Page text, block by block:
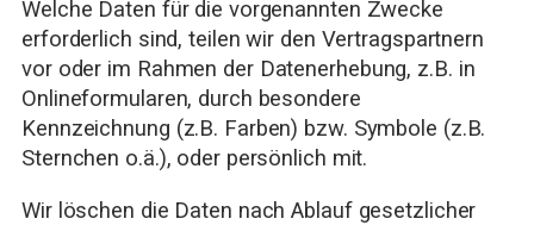
Welche Daten für die vorgenannten Zwecke
erforderlich sind, teilen wir den Vertragspartnern
vor oder im Rahmen der Datenerhebung, z.B. in
Onlineformularen, durch besondere
Kennzeichnung (z.B. Farben) bzw. Symbole (z.B.
Sternchen o.ä.), oder persönlich mit.
Wir löschen die Daten nach Ablauf gesetzlicher